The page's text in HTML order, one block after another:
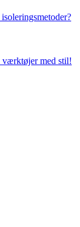
værktøjer med stil!